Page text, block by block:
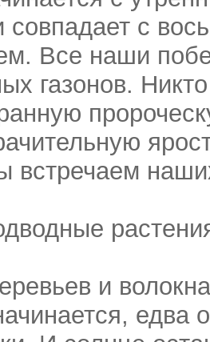
совпадает с
Все наши
газонов.
встречаем
и
едва